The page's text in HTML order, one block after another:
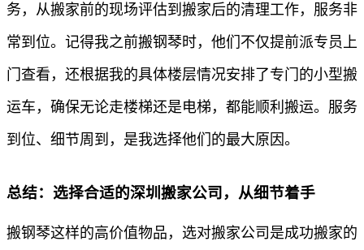
务，从搬家前的现场评估到搬家后的清理工作，服务非
常到位。记得我之前搬钢琴时，他们不仅提前派专员上
门查看，还根据我的具体楼层情况安排了专门的小型搬
运车，确保无论走楼梯还是电梯，都能顺利搬运。服务
到位、细节周到，是我选择他们的最大原因。
总结：选择合适的深圳搬家公司，从细节着手
搬钢琴这样的高价值物品，选对搬家公司是成功搬家的